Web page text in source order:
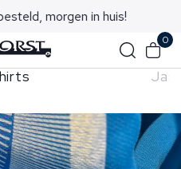
morgen in huis!
0